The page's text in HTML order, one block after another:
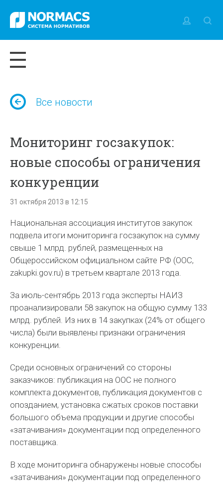
Все новости
Мониторинг госзакупок:
новые способы ограничения
конкуренции
31 октября 2013 в 12:15
Национальная ассоциация институтов закупок
подвела итоги мониторинга госзакупок на сумму
свыше 1 млрд. рублей, размещенных на
Общероссийском официальном сайте РФ (ООС,
zakupki.gov.ru) в третьем квартале 2013 года.
За июль-сентябрь 2013 года эксперты НАИЗ
проанализировали 58 закупок на общую сумму 133
млрд. рублей. Из них в 14 закупках (24% от общего
числа) были выявлены признаки ограничения
конкуренции.
Среди основных ограничений со стороны
заказчиков: публикация на ООС не полного
комплекта документов, публикация документов с
опозданием, установка сжатых сроков поставки
большого объема продукции и другие способы
«затачивания» документации под определенного
поставщика.
В ходе мониторинга обнаружены новые способы
«затачивания» документации под определенного